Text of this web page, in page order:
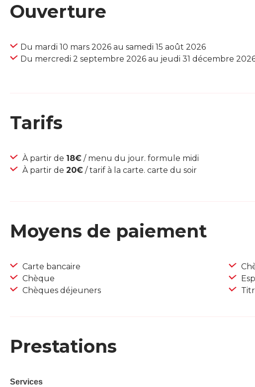
Ouverture
Du mardi 10 mars 2026 au samedi 15 août 2026
Du mercredi 2 septembre 2026 au jeudi 31 décembre
Tarifs
À partir de 18€ / menu du jour. formule midi
À partir de 20€ / tarif à la carte. carte du soir
Moyens de paiement
Carte bancaire
Chèque
Chèques déjeuners
Prestations
Services